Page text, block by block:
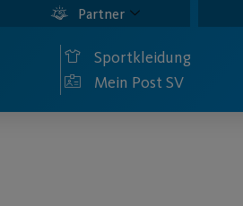
Partner
Sportkleidung
Mein Post SV